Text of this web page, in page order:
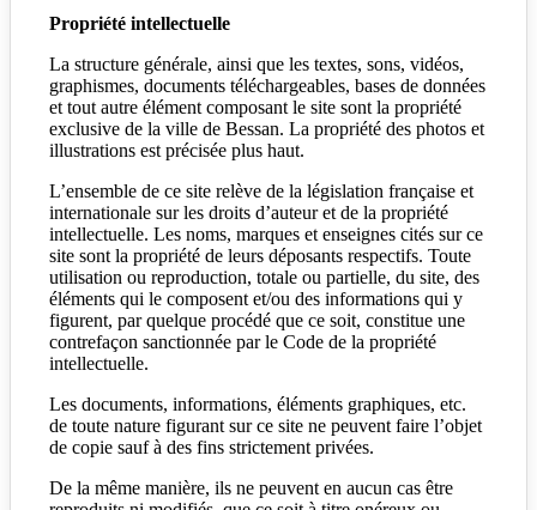
Propriété intellectuelle
La structure générale, ainsi que les textes, sons, vidéos,
graphismes, documents téléchargeables, bases de données
et tout autre élément composant le site sont la propriété
exclusive de la ville de Bessan. La propriété des photos et
illustrations est précisée plus haut.
L’ensemble de ce site relève de la législation française et
internationale sur les droits d’auteur et de la propriété
intellectuelle. Les noms, marques et enseignes cités sur ce
site sont la propriété de leurs déposants respectifs. Toute
utilisation ou reproduction, totale ou partielle, du site, des
éléments qui le composent et/ou des informations qui y
figurent, par quelque procédé que ce soit, constitue une
contrefaçon sanctionnée par le Code de la propriété
intellectuelle.
Les documents, informations, éléments graphiques, etc.
de toute nature figurant sur ce site ne peuvent faire l’objet
de copie sauf à des fins strictement privées.
De la même manière, ils ne peuvent en aucun cas être